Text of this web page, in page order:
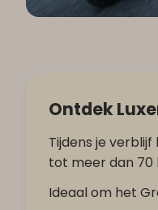
Ontdek
Tijdens je
tot meer dan 70
Ideaal om het